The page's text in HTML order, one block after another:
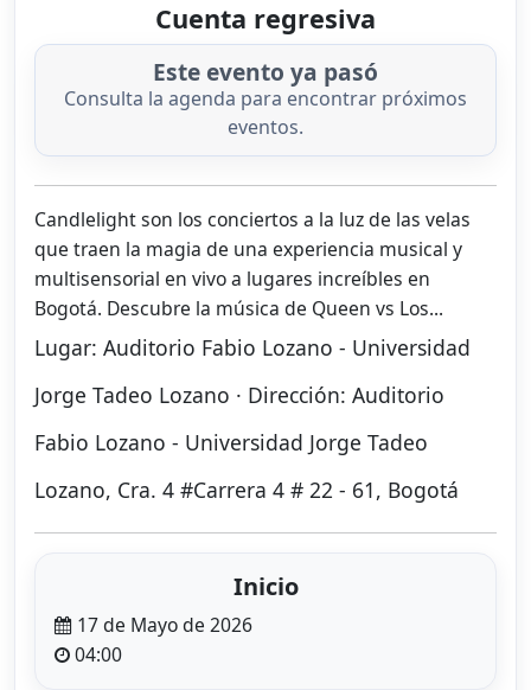
Cuenta regresiva
Este evento ya pasó
Consulta la agenda para encontrar próximos
eventos.
Candlelight son los conciertos a la luz de las velas
que traen la magia de una experiencia musical y
multisensorial en vivo a lugares increíbles en
Bogotá. Descubre la música de Queen vs Los...
Lugar: Auditorio Fabio Lozano - Universidad
Jorge Tadeo Lozano · Dirección: Auditorio
Fabio Lozano - Universidad Jorge Tadeo
Lozano, Cra. 4 #Carrera 4 # 22 - 61, Bogotá
Inicio
17 de Mayo de 2026
04:00